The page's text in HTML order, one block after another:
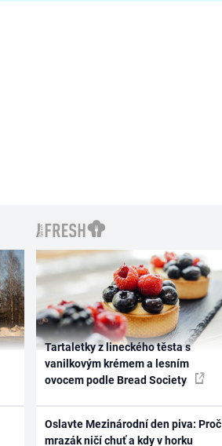
Tartaletky z lineckého těsta s
vanilkovým krémem a lesním
ovocem podle Bread Society
Oslavte Mezinárodní den piva: Proč
mrazák ničí chuť a kdy v horku